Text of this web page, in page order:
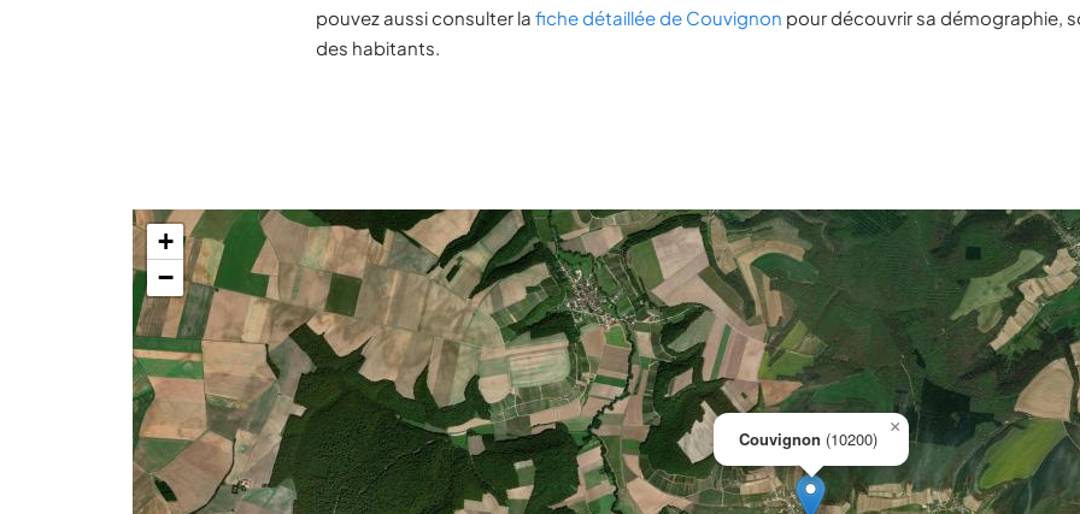
pouvez aussi consulter la fiche détaillée de Couvignon pour découvrir sa démographie,
des habitants.
Couvignon (10200)
×
+
−